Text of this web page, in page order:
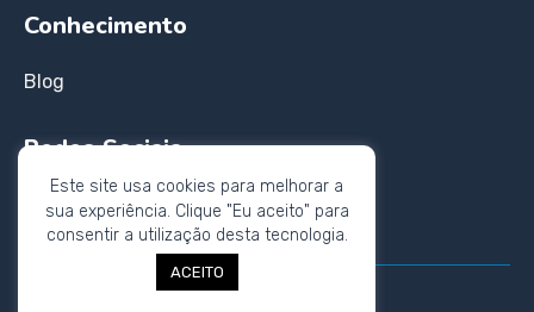
Conhecimento
Blog
Redes Sociais
Instagram
Twitter
Este site usa cookies para melhorar a
sua experiência. Clique "Eu aceito" para
consentir a utilização desta tecnologia.
ACEITO